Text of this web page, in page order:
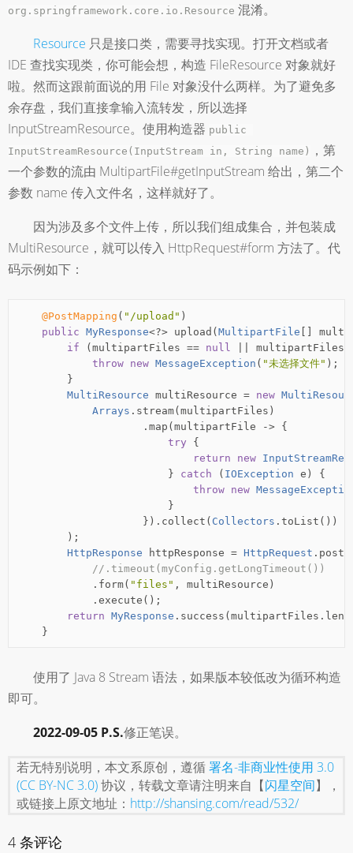
org.springframework.core.io.Resource 混淆。
Resource 只是接口类，需要寻找实现。打开文档或者
IDE 查找实现类，你可能会想，构造 FileResource 对象就好
啦。然而这跟前面说的用 File 对象没什么两样。为了避免多
余存盘，我们直接拿输入流转发，所以选择
InputStreamResource。使用构造器 public
InputStreamResource(InputStream in, String name)
，第
一个参数的流由 MultipartFile#getInputStream 给出，第二个
参数 name 传入文件名，这样就好了。
因为涉及多个文件上传，所以我们组成集合，并包装成
MultiResource，就可以传入 HttpRequest#form 方法了。代
码示例如下：
@PostMapping ( "/upload" )
public MyResponse<?> upload ( MultipartFile
if
( multipartFiles == null multipartFiles
throw new MessageException ( "未选择文件" );
}
MultiResource multiResource = new
Arrays . stream( multipartFiles )
. map ( multipartFile -> {
try
{
return
new
}
catch ( IOException e )
{
throw new
}
}). collect ( Collectors . toList ())
);
HttpResponse httpResponse = HttpRequest . post
//.timeout(myConfig.getLongTimeout())
. form( "files" , multiResource )
. execute ();
return MyResponse . success ( multipartFiles .
}
使用了 Java 8 Stream 语法，如果版本较低改为循环构造
即可。
2022-09-05 P.S.修正笔误。
若无特别说明，本文系原创，遵循署名-非商业性使用 3.0
(CC BY-NC 3.0)协议，转载文章请注明来自【闪星空间】，
或链接上原文地址： http://shansing.com/read/532/
4 条评论